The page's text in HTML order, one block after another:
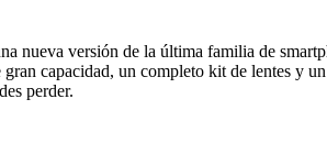
versión de la última familia de
capacidad, un completo kit de lentes y
perder.